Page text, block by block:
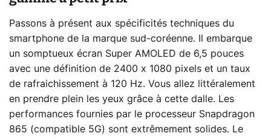
Passons à présent aux spécificités techniques du
smartphone de la marque sud-coréenne. Il embarque
un somptueux écran Super AMOLED de 6,5 pouces
avec une définition de 2400 x 1080 pixels et un taux
de rafraichissement à 120 Hz. Vous allez littéralement
en prendre plein les yeux grâce à cette dalle. Les
performances fournies par le processeur Snapdragon
865 (compatible 5G) sont extrêmement solides. Le